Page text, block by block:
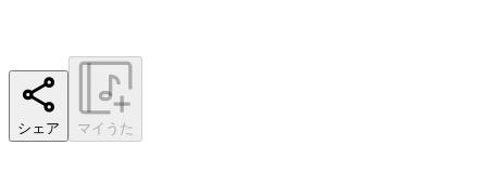
シェア マイうた